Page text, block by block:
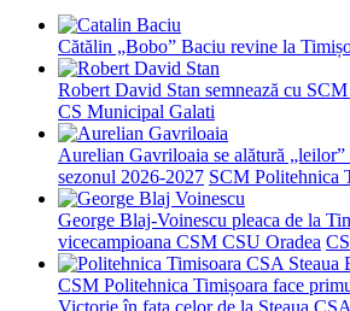
Cătălin „Bobo” Baciu revine la
Robert David Stan semnează cu
CS Municipal Galati
Aurelian Gavriloaia se alătură
sezonul 2026-2027 SCM Politehnica
George Blaj-Voinescu pleaca de la
vicecampioana CSM CSU Oradea
CSM Politehnica Timișoara face
Victorie în fața celor de la Steaua